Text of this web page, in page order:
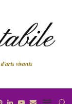
vivants